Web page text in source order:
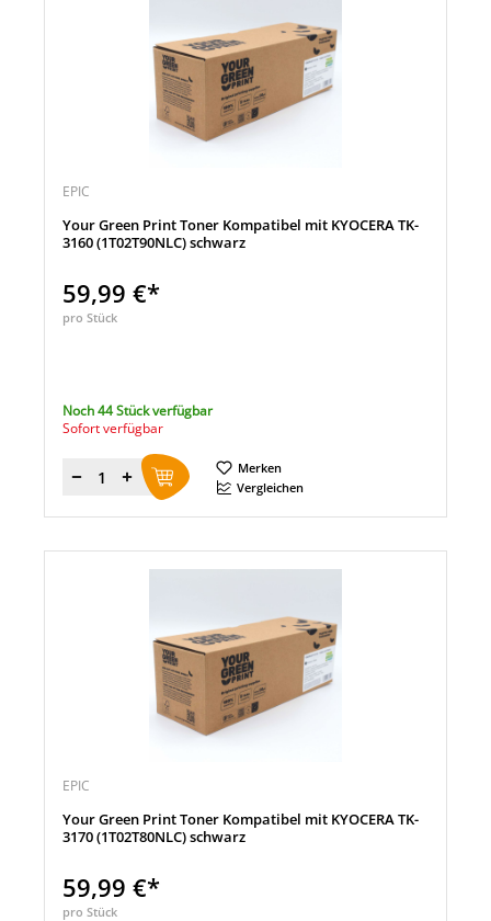
EPIC
Your Green Print Toner Kompatibel mit KYOCERA TK-
3160 (1T02T90NLC) schwarz
59,99 €*
pro Stück
Noch 44 Stück verfügbar
Sofort verfügbar
Menge
Merken
Vergleichen
EPIC
Your Green Print Toner Kompatibel mit KYOCERA TK-
3170 (1T02T80NLC) schwarz
59,99 €*
pro Stück